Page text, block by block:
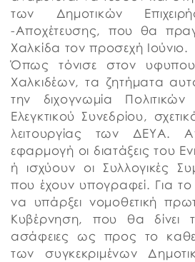
των Δημοτικών
-Αποχέτευσης, που θα
Χαλκίδα τον προσεχή Ιούνιο.
Όπως τόνισε στον
Χαλκιδέων, τα ζητήματα
την διχογνωμία
Ελεγκτικού Συνεδρίου,
λειτουργίας των ΔΕΥΑ.
εφαρμογή οι διατάξεις του
ή ισχύουν οι Συλλογικές
που έχουν υπογραφεί. Για
να υπάρξει νομοθετική
Κυβέρνηση, που θα δίνει
ασάφειες ως προς το
των συγκεκριμένων